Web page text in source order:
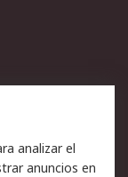
técnico
analizar el
anuncios en